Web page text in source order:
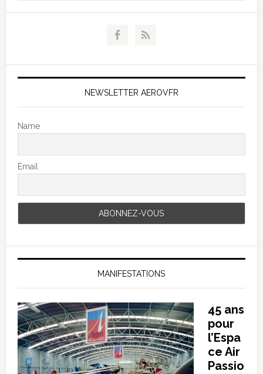
NEWSLETTER AEROVFR
Name
Email
MANIFESTATIONS
45 ans
pour
l’Espa
ce Air
Passio